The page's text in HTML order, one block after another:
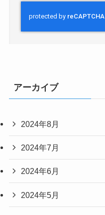
アーカイブ
2024年8月
2024年7月
2024年6月
2024年5月